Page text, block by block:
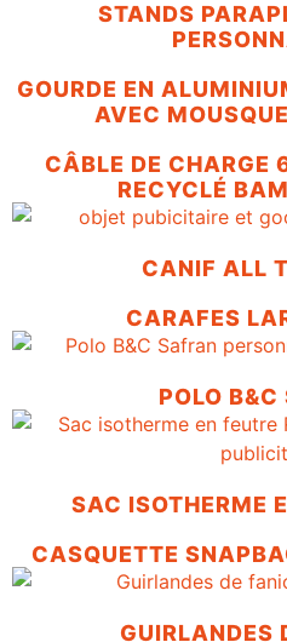
STANDS
GOURDE EN
AVEC
CÂBLE DE CHARGE
RECYCLÉ
CANIF ALL
CARAFES
POLO B&C
SAC ISOTHERME
CASQUETTE
GUIRLANDES